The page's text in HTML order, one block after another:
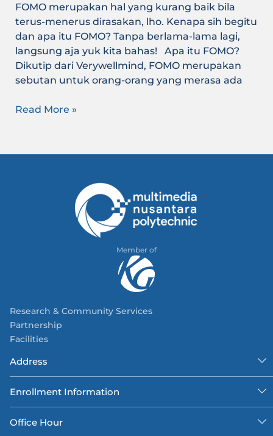
FOMO merupakan hal yang kurang baik bila
terus-menerus dirasakan, lho. Kenapa sih begitu
dan apa itu FOMO? Tanpa berlama-lama lagi,
langsung aja yuk kita bahas! Apa itu FOMO?
Dikutip dari Verywellmind, FOMO merupakan
sebutan untuk orang-orang yang merasa ada
Read More »
Member of
Research & Community Services
Partnership
Facilities
Address
Enrollment Information
Office Hour